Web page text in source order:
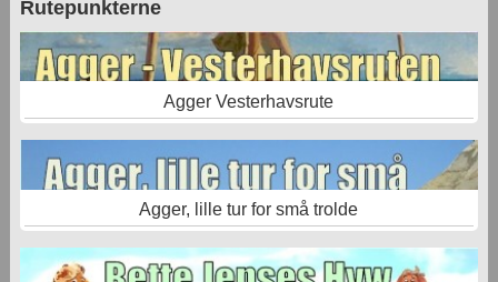
Rutepunkterne
Agger Vesterhavsrute
Agger, lille tur for små trolde